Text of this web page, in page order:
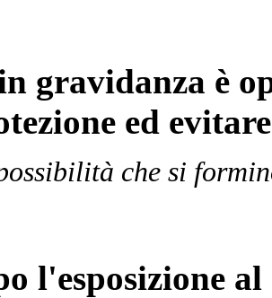
gravidanza è
ed
che si
l'esposizione